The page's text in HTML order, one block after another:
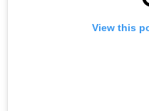
View this